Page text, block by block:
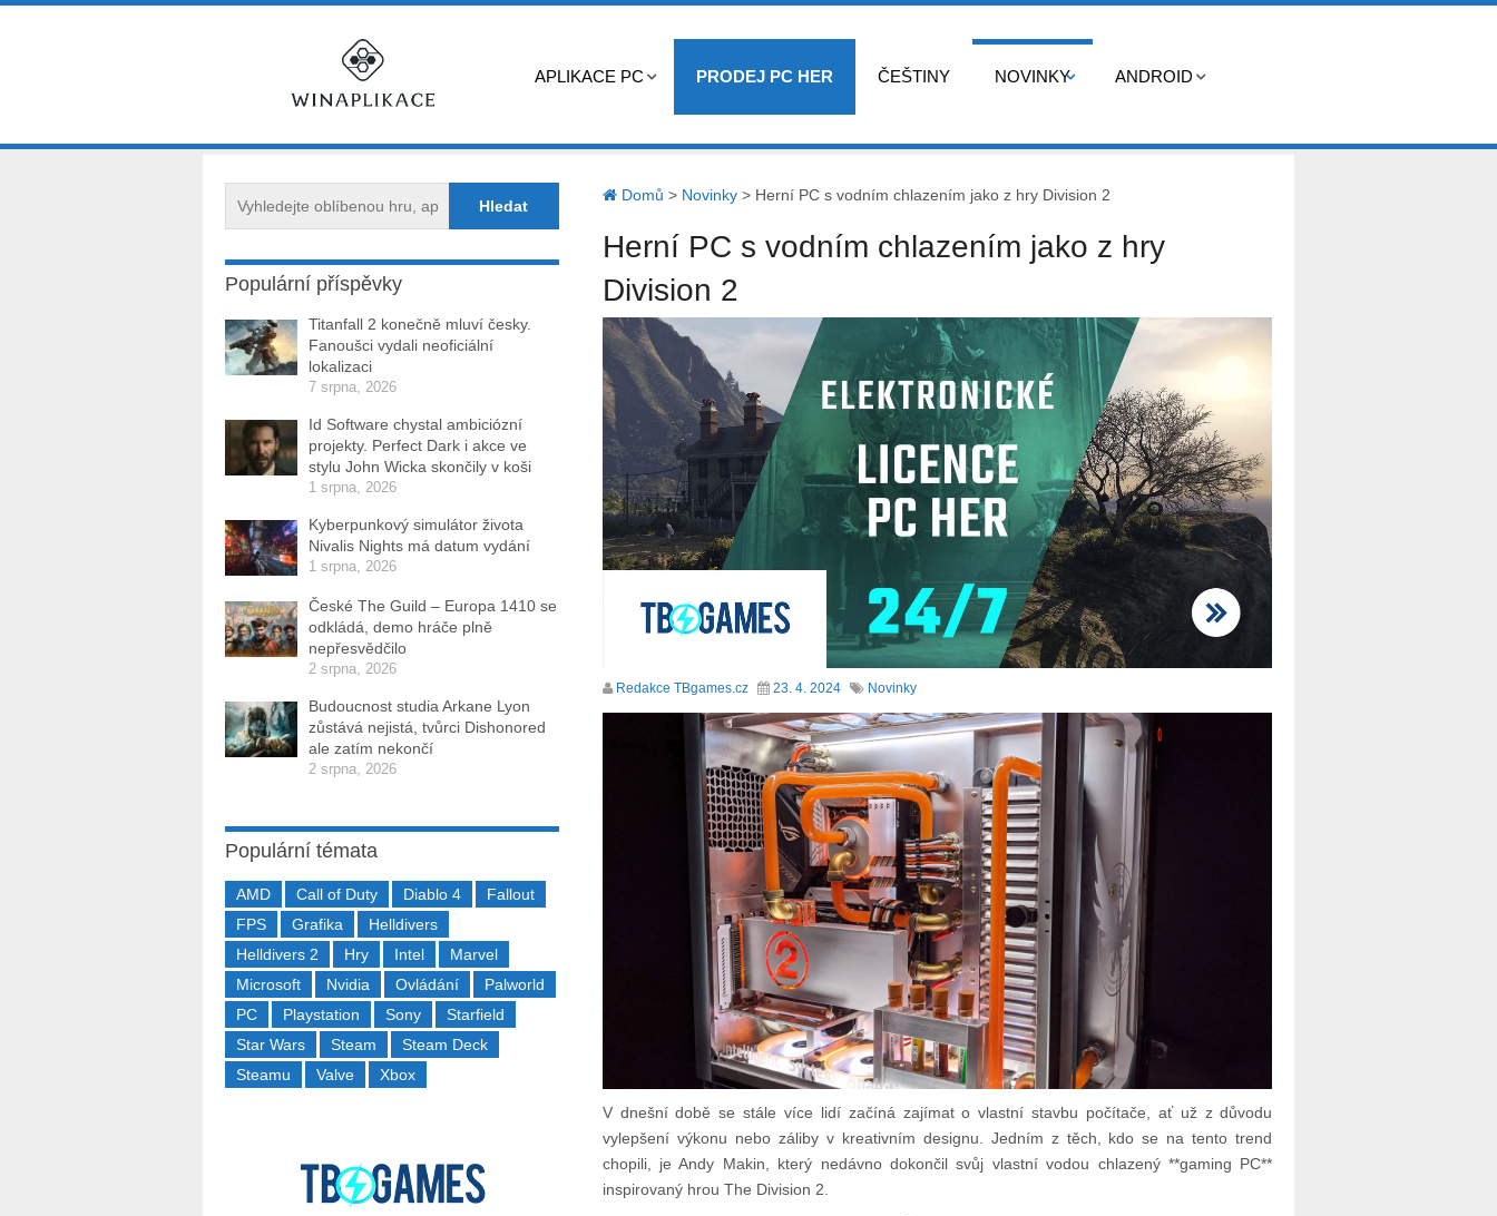
APLIKACE PC PRODEJ PC HER ČEŠTINY NOVINKY ANDROID
Domů > Novinky> Herní PC s vodním chlazením jako z hry Division 2
Herní PC s vodním chlazením jako z hry
Division 2
Redakce TBgames.cz 23. 4. 2024 Novinky
V dnešní době se stále více lidí začíná zajímat o vlastní stavbu počítače, ať už z důvodu
vylepšení výkonu nebo záliby v kreativním designu. Jedním z těch, kdo se na tento trend
chopili, je Andy Makin, který nedávno dokončil svůj vlastní vodou chlazený **gaming PC**
inspirovaný hrou The Division 2.
Populární příspěvky
Titanfall 2 konečně mluví česky.
Fanoušci vydali neoficiální
lokalizaci
7 srpna, 2026
Id Software chystal ambiciózní
projekty. Perfect Dark i akce ve
stylu John Wicka skončily v koši
1 srpna, 2026
Kyberpunkový simulátor života
Nivalis Nights má datum vydání
1 srpna, 2026
České The Guild – Europa 1410 se
odkládá, demo hráče plně
nepřesvědčilo
2 srpna, 2026
Budoucnost studia Arkane Lyon
zůstává nejistá, tvůrci Dishonored
ale zatím nekončí
2 srpna, 2026
Populární témata
AMD Call of Duty Diablo 4
Fallout
FPS
Grafika
Helldivers
Helldivers 2
Hry Intel
Marvel
Microsoft
Nvidia Ovládání
Palworld
PC
Playstation Sony
Starfield
Star Wars
Steam
Steam Deck
Steamu
Valve Xbox